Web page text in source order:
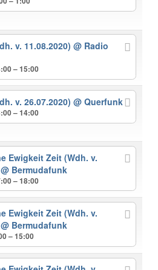
v. 11.08.2020) @ Radio
– 15:00
v. 26.07.2020) @ Querfunk
– 14:00
Ewigkeit Zeit (Wdh. v.
@ Bermudafunk
– 18:00
Ewigkeit Zeit (Wdh. v.
@ Bermudafunk
– 15:00